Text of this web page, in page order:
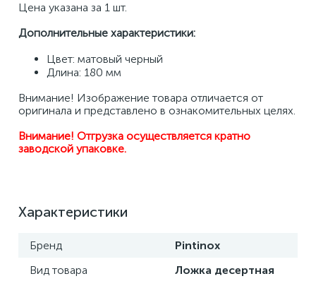
Цена указана за 1 шт.
Дополнительные характеристики:
Цвет: матовый черный
Длина: 180 мм
Внимание! Изображение товара отличается от
оригинала и представлено в ознакомительных целях.
Внимание! Отгрузка осуществляется кратно
заводской упаковке.
Характеристики
Бренд
Pintinox
Вид товара
Ложка десертная